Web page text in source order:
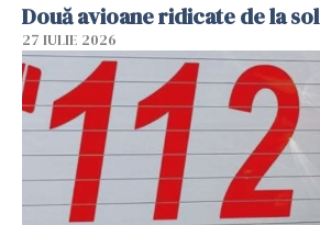
Două avioane ridicate de la sol
27 IULIE 2026